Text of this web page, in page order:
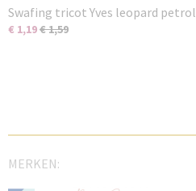
Swafing tricot Yves leopard petrol
€ 1,19€ 1,59
MERKEN: